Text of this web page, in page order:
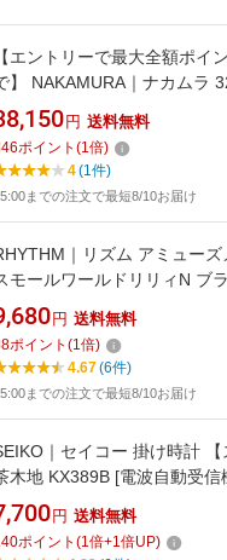
【エントリーで最大全額ポイ
】 NAKAMURA｜ナカムラ
ビスタンド WALL V3 ハイタ
トベース WLTVB6W38
円 送料無料
ポイント (1倍)
4(1件)
までの注文で最短8/10お届け
｜リズム アミュー
モールワールドリリィN ブ
[電波自動受信機
円 送料無料
ポイント (1倍)
4.67(6件)
までの注文で最短8/10お届け
｜セイコー 掛け時計 【
木地 KX389B [電波自動受信
円 送料無料
ポイント (1倍+1倍UP)